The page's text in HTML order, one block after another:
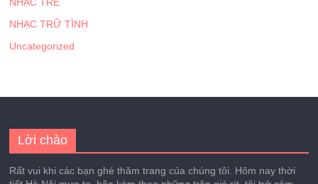
NHẠC TRẺ
NHẠC TRỮ TÌNH
Uncategorized
Lời chào
Rất vui khi các bạn ghé thăm trang của chúng tôi. Hôm nay thời